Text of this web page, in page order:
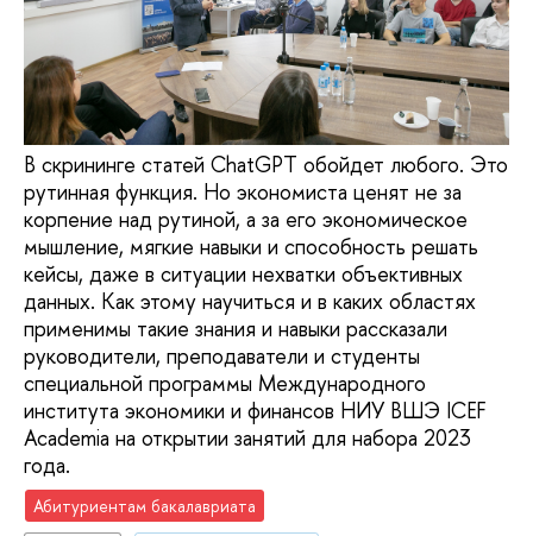
В скрининге статей ChatGPT обойдет любого. Это
рутинная функция. Но экономиста ценят не за
корпение над рутиной, а за его экономическое
мышление, мягкие навыки и способность решать
кейсы, даже в ситуации нехватки объективных
данных. Как этому научиться и в каких областях
применимы такие знания и навыки рассказали
руководители, преподаватели и студенты
специальной программы Международного
института экономики и финансов НИУ ВШЭ ICEF
Academia на открытии занятий для набора 2023
года.
Абитуриентам бакалавриата